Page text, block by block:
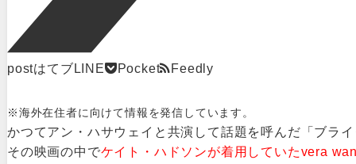
postはてブ LINE Pocket Feedly
※海外在住者に向けて情報を発信しています。
かつてアン・ハサウェイと共演して話題を呼んだ「ブラ
その映画の中でケイト・ハドソンが着用していたvera